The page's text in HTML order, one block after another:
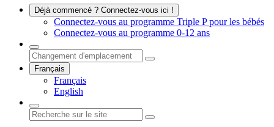
Déjà commencé ? Connectez-vous ici !
Connectez-vous au programme Triple P pour les bébés
Connectez-vous au programme 0-12 ans
Français
Français
English